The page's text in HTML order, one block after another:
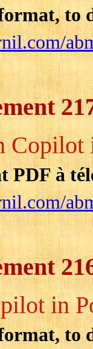
to
Copilot
PDF à
in
to